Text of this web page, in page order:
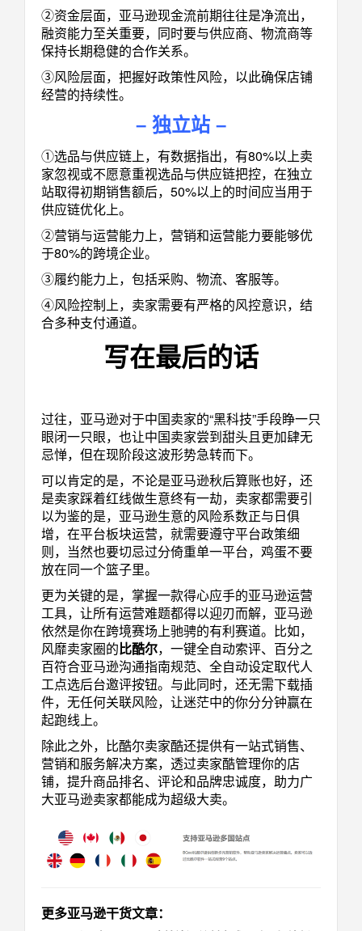
②资金层面，亚马逊现金流前期往往是净流出，
融资能力至关重要，同时要与供应商、物流商等
保持长期稳健的合作关系。
③风险层面，把握好政策性风险，以此确保店铺
经营的持续性。
– 独立站 –
①选品与供应链上，有数据指出，有80%以上卖
家忽视或不愿意重视选品与供应链把控，在独立
站取得初期销售额后，50%以上的时间应当用于
供应链优化上。
②营销与运营能力上，营销和运营能力要能够优
于80%的跨境企业。
③履约能力上，包括采购、物流、客服等。
④风险控制上，卖家需要有严格的风控意识，结
合多种支付通道。
写在最后的话
过往，亚马逊对于中国卖家的“黑科技”手段睁一只
眼闭一只眼，也让中国卖家尝到甜头且更加肆无
忌惮，但在现阶段这波形势急转而下。
可以肯定的是，不论是亚马逊秋后算账也好，还
是卖家踩着红线做生意终有一劫，卖家都需要引
以为鉴的是，亚马逊生意的风险系数正与日俱
增，在平台板块运营，就需要遵守平台政策细
则，当然也要切忌过分倚重单一平台，鸡蛋不要
放在同一个篮子里。
更为关键的是，掌握一款得心应手的亚马逊运营
工具，让所有运营难题都得以迎刃而解，亚马逊
依然是你在跨境赛场上驰骋的有利赛道。比如，
风靡卖家圈的比酷尔，一键全自动索评、百分之
百符合亚马逊沟通指南规范、全自动设定取代人
工点选后台邀评按钮。与此同时，还无需下载插
件，无任何关联风险，让迷茫中的你分分钟赢在
起跑线上。
除此之外，比酷尔卖家酷还提供有一站式销售、
营销和服务解决方案，透过卖家酷管理你的店
铺，提升商品排名、评论和品牌忠诚度，助力广
大亚马逊卖家都能成为超级大卖。
更多亚马逊干货文章：